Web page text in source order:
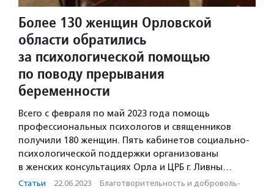
Более 130 женщин Орловской
области обратились
за психологической помощью
по поводу прерывания
беременности
Всего с февраля по май 2023 года помощь
профессиональных психологов и священников
получили 180 женщин. Пять кабинетов социально-
психологической поддержки организованы
в женских консультациях Орла и ЦРБ г. Ливны…
Статьи · 22.06.2023 · Благотвори­тель­ность и доброволь­